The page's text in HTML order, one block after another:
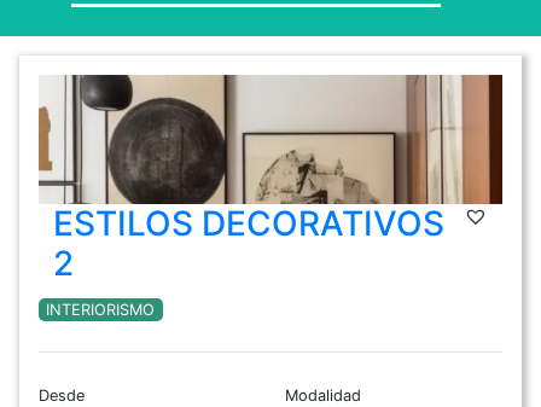
ESTILOS DECORATIVOS
2
INTERIORISMO
Desde Modalidad